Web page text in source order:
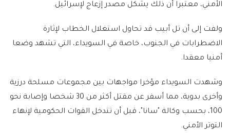
الأمني، معتبرا أن ذلك يشكل مصدر إزعاج لإسرائيل.
ولفت إلى أن تل أبيب قد تحاول استغلال الخطاب لإثارة
الاضطرابات في الجنوب، خاصة في السويداء، التي تشهد وضعا
أمنيا معقدا.
وشهدت السويداء مؤخرا مواجهات بين مجموعات مسلحة درزية
وأخرى بدوية، مما أسفر عن مقتل أكثر من 30 شخصا وإصابة نحو
100، بحسب وكالة "سانا"، قبل أن تتدخل القوات الحكومية لإنهاء
التوتر الأمني.